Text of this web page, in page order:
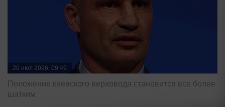
20 июл 2026, 09:49
Положение киевского верховода становится все более
шатким